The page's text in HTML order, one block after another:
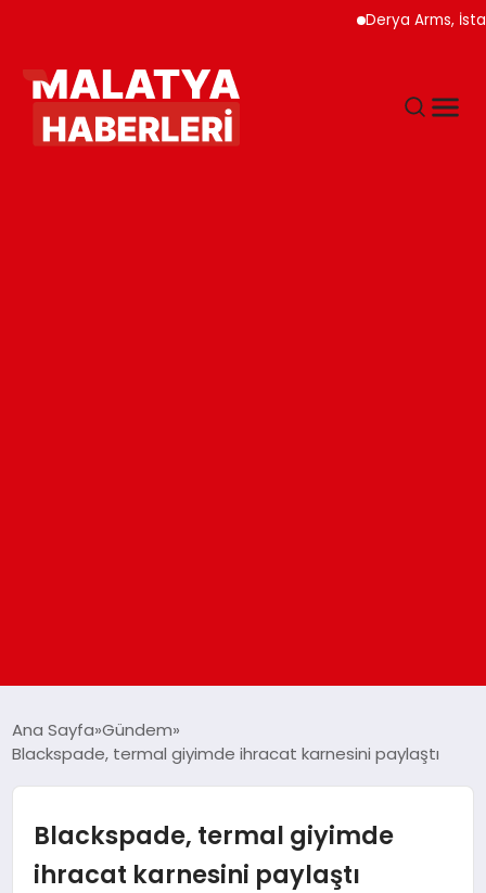
Derya Arms, İstanbul
DÜNYA
Ana Sayfa Gündem
Blackspade, termal giyimde ihracat karnesini paylaştı
Blackspade, termal giyimde
ihracat karnesini paylaştı